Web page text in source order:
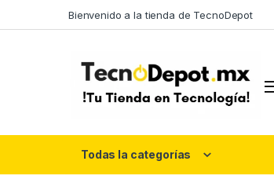
Bienvenido a la tienda de TecnoDepot
Todas la categorías